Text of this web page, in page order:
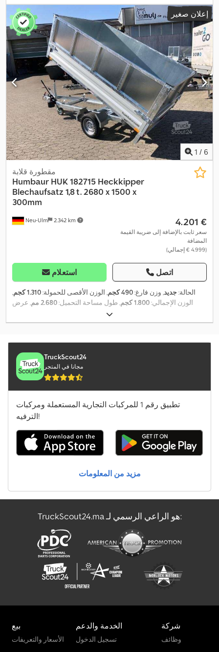
التحميل:350 مم , حجم مساحة التحميل:2,2 م³ , لون:فضي, ارتفاع البناء:
, العرض التشغيلي:1.930 مم إعلان صغير
1 / 6
Neu-Ulm 2.342 km
مقطورة قلابة
Humbaur HUK 182715 Heckkipper
Blechaufsatz 1,8 t. 2680 x 1500 x
300mm
‏4.201 €
سعر ثابت بالإضافة إلى ضريبة القيمة
المضافة
(‏4.999 € إجمالي)
استعلام اتصل
الحالة:جديد, وزن فارغ:490 كجم , الوزن الأقصى للحمولة:1.310 كجم
,
الوزن الإجمالي:1.800 كجم , طول مساحة التحميل:2.680 مم
, عرض
, ارتفاع مساحة التحميل:
مساحة التحميل:1,2 م³ , لون:آخر, ارتفاع البناء:980 مم
, العرض التشغيلي:
TruckScout24
مجانا في المتجر
تطبيق رقم 1 للمركبات التجارية المستعملة ومركبات
الترفيه!
مزيد من المعلومات
TruckScout24.ma هو الراعي الرسمي لـ:
بيع
الأسعار والتعريفات
الخدمة والدعم
تسجيل الدخول
شركة
وظائف